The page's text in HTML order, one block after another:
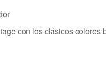
con los clásicos